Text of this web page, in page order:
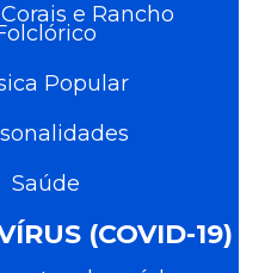
e Rancho
Popular
Saúde
(COVID-19)